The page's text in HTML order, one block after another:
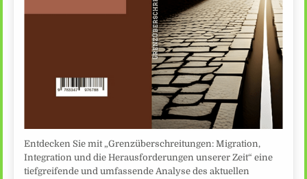
Entdecken Sie mit „Grenzüberschreitungen: Migration,
Integration und die Herausforderungen unserer Zeit“ eine
tiefgreifende und umfassende Analyse des aktuellen